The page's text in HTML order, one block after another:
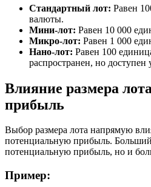
Стандартный лот: Равен
валюты.
Мини-лот: Равен 10 000
Микро-лот: Равен 1 000
Нано-лот: Равен 100
распространен, но доступен
Влияние размера
прибыль
Выбор размера лота напрямую
потенциальную прибыль.
потенциальную прибыль, но и
Пример: